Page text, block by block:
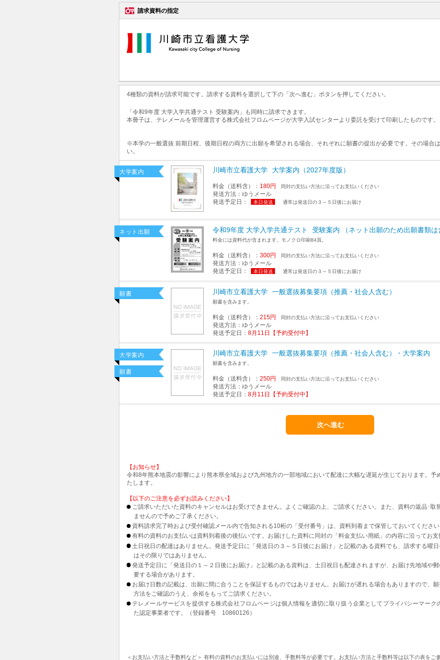
請求資料の指定
4種類の資料が請求可能です。請求する資料を選択して下の「次へ進む」ボタンを押してください。
「令和9年度 大学入学共通テスト 受験案内」も同時に請求できます。
本冊子は、テレメールを管理運営する株式会社フロムページが大学入試センターより委託を受けて印刷したものです。
※本学の一般選抜 前期日程、後期日程の両方に出願を希望される場合、それぞれに願書の提出が必要です。その場合
い。
大学案内 川崎市立看護大学 大学案内（2027年度版）
料金（送料含）： 180円 同封の支払い方法に沿ってお支払いください
発送方法： ゆうメール
発送予定日：
本日発送 通常は発送日の３～５日後にお届け
ネット出願 令和9年度 大学入学共通テスト 受験案内 （ネット出願のため出願書類は
料金には資料代が含まれます。モノクロ印刷84頁。
料金（送料含）： 300円 同封の支払い方法に沿ってお支払いください
発送方法： ゆうメール
発送予定日：
本日発送 通常は発送日の３～５日後にお届け
願書 川崎市立看護大学 一般選抜募集要項（推薦・社会人含む）
願書を含みます。
料金（送料含）： 215円 同封の支払い方法に沿ってお支払いください
発送方法： ゆうメール
発送予定日： 8月11日【予約受付中】
大学案内
願書
川崎市立看護大学 一般選抜募集要項（推薦・社会人含む）・大学案内
願書を含みます。
料金（送料含）： 250円 同封の支払い方法に沿ってお支払いください
発送方法： ゆうメール
発送予定日： 8月11日【予約受付中】
【お知らせ】
令和8年熊本地震の影響により熊本県全域および九州地方の一部地域において配達に大幅な遅延が生じております。予
たします。
【以下のご注意を必ずお読みください】
ご請求いただいた資料のキャンセルはお受けできません。よくご確認の上、ご請求ください。また、資料の返品･取
ませんので予めご了承ください。
資料請求完了時および受付確認メール内で告知される10桁の「受付番号」は、資料到着まで保管しておいてくださ
有料の資料のお支払いは資料到着後の後払いです。お届けした資料に同封の「料金支払い用紙」の内容に沿ってお
土日祝日の配達はありません。発送予定日に「発送日の３～５日後にお届け」と記載のある資料でも、請求する曜
はその限りではありません。
発送予定日に「発送日の１～２日後にお届け」と記載のある資料は、土日祝日も配達されますが、お届け先地域や
要する場合があります。
お届け日数の記載は、出願に間に合うことを保証するものではありません。お届けが遅れる場合もありますので、
方法をご確認のうえ、余裕をもってご請求ください。
テレメールサービスを提供する株式会社フロムページは個人情報を適切に取り扱う企業としてプライバシーマーク
た認定事業者です。（登録番号 10860126）
＜お支払い方法と手数料など＞ 有料の資料のお支払いには別途、手数料等が必要です。お支払い方法と手数料等は以下の表をご